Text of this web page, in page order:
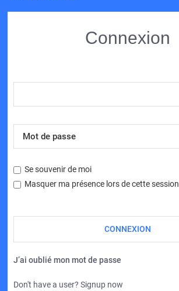
Connexion
Se souvenir de moi
Masquer ma présence lors de cette session
J’ai oublié mon mot de passe
Don't have a user? Signup now